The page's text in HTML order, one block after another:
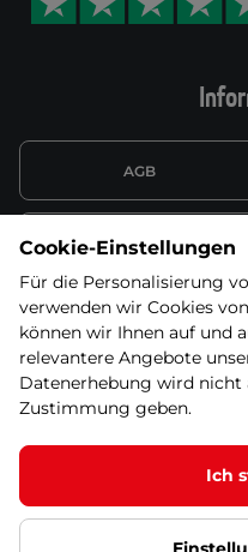
AGB
Datenschutzerklärung
Wiederufsbelehrung mit Link
zum Formular
Informationen zu Elektro-
und Elektonikgeräten
© 2026 SEVEN SPORT s.r.o
Cookie-Einstellungen
Für die Personalisierung
verwenden wir Cookies
können wir Ihnen auf und
relevantere Angebote
Datenerhebung wird nicht
Zustimmung geben.
Ich